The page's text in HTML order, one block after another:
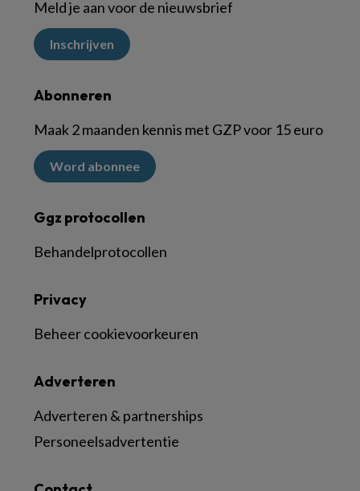
Meld je aan voor de nieuwsbrief
Inschrijven
Abonneren
Maak 2 maanden kennis met GZP voor 15 euro
Word abonnee
Ggz protocollen
Behandelprotocollen
Adverteren
Adverteren & partnerships
Personeelsadvertentie
Privacy
Beheer cookievoorkeuren